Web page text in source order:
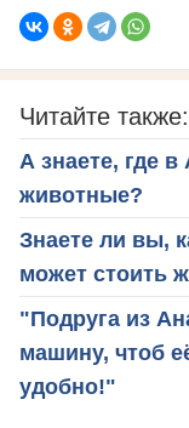
Читайте также:
А знаете, где
животные?
Знаете ли вы,
может стоить
"Подруга из
машину, чтоб
удобно!"